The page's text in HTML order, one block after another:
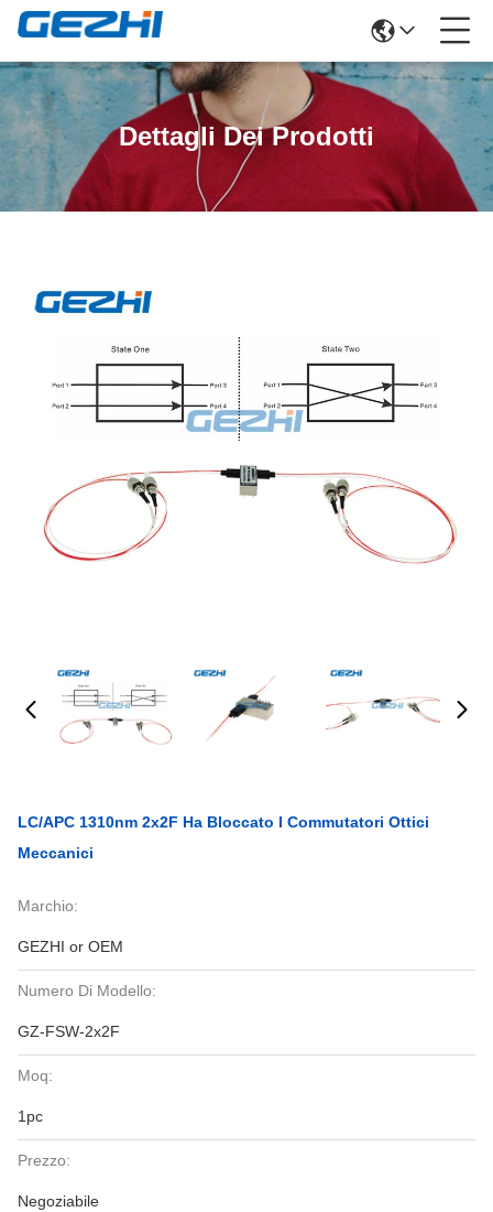
Dettagli Dei Prodotti
LC/APC 1310nm 2x2F Ha Bloccato I Commutatori Ottici
Meccanici
Marchio:
GEZHI or OEM
Numero Di Modello:
GZ-FSW-2x2F
Moq:
1pc
Prezzo:
Negoziabile